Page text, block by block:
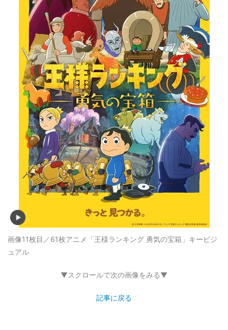
画像11枚目／61枚アニメ「王様ランキング 勇気の宝箱」キービジ
ュアル
▼スクロールで次の画像をみる▼
記事に戻る